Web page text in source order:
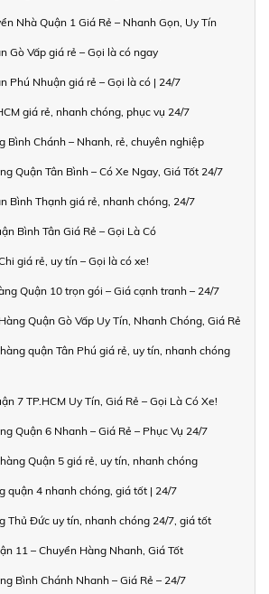
Nhà Quận 1 Giá Rẻ – Nhanh Gọn, Uy Tín
Gò Vấp giá rẻ – Gọi là có ngay
Phú Nhuận giá rẻ – Gọi là có | 24/7
giá rẻ, nhanh chóng, phục vụ 24/7
Bình Chánh – Nhanh, rẻ, chuyên nghiệp
Quận Tân Bình – Có Xe Ngay, Giá Tốt 24/7
Bình Thạnh giá rẻ, nhanh chóng, 24/7
Bình Tân Giá Rẻ – Gọi Là Có
giá rẻ, uy tín – Gọi là có xe!
Quận 10 trọn gói – Giá cạnh tranh – 24/7
Quận Gò Vấp Uy Tín, Nhanh Chóng, Giá Rẻ
quận Tân Phú giá rẻ, uy tín, nhanh chóng
7 TP.HCM Uy Tín, Giá Rẻ – Gọi Là Có Xe!
Quận 6 Nhanh – Giá Rẻ – Phục Vụ 24/7
Quận 5 giá rẻ, uy tín, nhanh chóng
quận 4 nhanh chóng, giá tốt | 24/7
Thủ Đức uy tín, nhanh chóng 24/7, giá tốt
11 – Chuyển Hàng Nhanh, Giá Tốt
Bình Chánh Nhanh – Giá Rẻ – 24/7